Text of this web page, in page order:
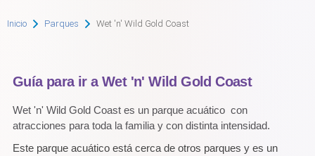
Inicio Parques Wet 'n' Wild Gold Coast
Guía para ir a Wet 'n' Wild Gold Coast
Wet 'n' Wild Gold Coast es un parque acuático con
atracciones para toda la familia y con distinta intensidad.
Este parque acuático está cerca de otros parques y es un